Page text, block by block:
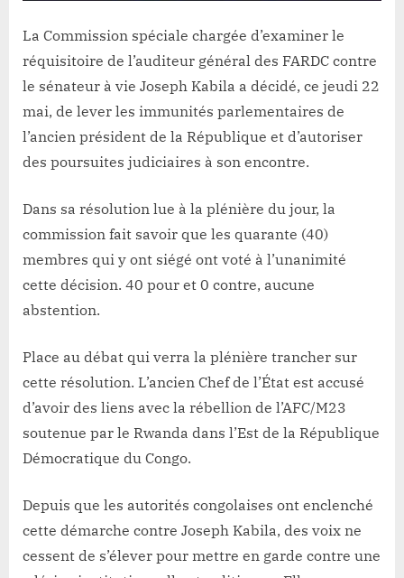
La Commission spéciale chargée d’examiner le
réquisitoire de l’auditeur général des FARDC contre
le sénateur à vie Joseph Kabila a décidé, ce jeudi 22
mai, de lever les immunités parlementaires de
l’ancien président de la République et d’autoriser
des poursuites judiciaires à son encontre.
Dans sa résolution lue à la plénière du jour, la
commission fait savoir que les quarante (40)
membres qui y ont siégé ont voté à l’unanimité
cette décision. 40 pour et 0 contre, aucune
abstention.
Place au débat qui verra la plénière trancher sur
cette résolution. L’ancien Chef de l’État est accusé
d’avoir des liens avec la rébellion de l’AFC/M23
soutenue par le Rwanda dans l’Est de la République
Démocratique du Congo.
Depuis que les autorités congolaises ont enclenché
cette démarche contre Joseph Kabila, des voix ne
cessent de s’élever pour mettre en garde contre une